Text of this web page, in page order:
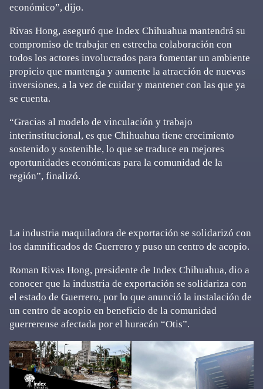
económico”, dijo.
Rivas Hong, aseguró que Index Chihuahua mantendrá su
compromiso de trabajar en estrecha colaboración con
todos los actores involucrados para fomentar un ambiente
propicio que mantenga y aumente la atracción de nuevas
inversiones, a la vez de cuidar y mantener con las que ya
se cuenta.
“Gracias al modelo de vinculación y trabajo
interinstitucional, es que Chihuahua tiene crecimiento
sostenido y sostenible, lo que se traduce en mejores
oportunidades económicas para la comunidad de la
región”, finalizó.
La industria maquiladora de exportación se solidarizó con
los damnificados de Guerrero y puso un centro de acopio.
Roman Rivas Hong, presidente de Index Chihuahua, dio a
conocer que la industria de exportación se solidariza con
el estado de Guerrero, por lo que anunció la instalación de
un centro de acopio en beneficio de la comunidad
guerrerense afectada por el huracán “Otis”.